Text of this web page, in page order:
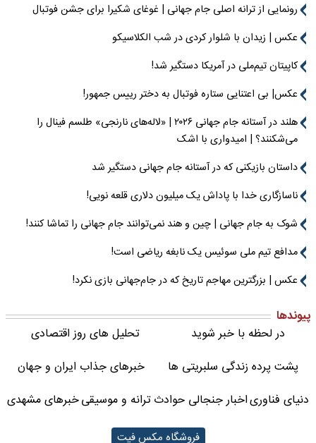
رونمایی از ترانه اصلی جام جهانی | غوغای شکیرا برای جشن فوتبال
عکس | زیدان با شلوار کردی در شب الکلاسیکو
کاپیتان تیم‌ملی در آمریکا دستگیر شد!
عکس| بی اعتنایی ستاره فوتبال به دختر رییس جمهور!
هلند در آستانه جام جهانی ۲۰۲۶ | «لاله‌های نارنجی» طلسم فینال را
می‌شکنند؟ | امیدواری با اشک
داستان بازیکنی که در آستانه جام جهانی دستگیر شد
ناسازگاری خدا با پاداش یک میلیون دلاری قلعه نویی!
شوک به جام جهانی | چین و هند نمی‌توانند جام جهانی را تماشا کنند!
مدافع تیم ملی سوئیس یک نابغه ریاضی است!
عکس | بزرگترین مهاجم تاریخ که در جام‌جهانی بازی نکرد!
پیوندها
در لحظه با خبر شوید
تحلیل های روز اقتصادی
پشت پرده زندگی سلبریتی ها
خبرهای جذاب ایران و جهان
دنیای فناوریاخبار جنجالی حوادثترانه و موسیقیخبرهای مشهدی
فروشگاه مکس فیت